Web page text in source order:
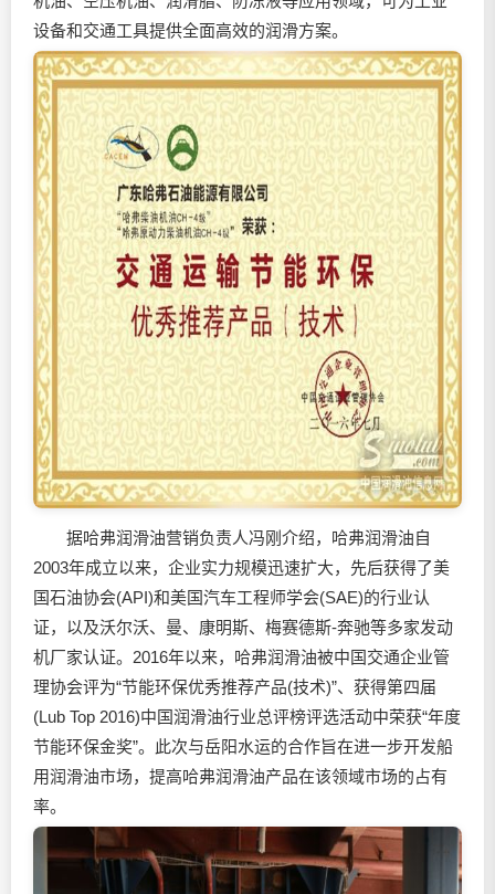
设备和交通工具提供全面高效的润滑方案。
据哈弗润滑油营销负责人冯刚介绍，哈弗润滑油自
2003年成立以来，企业实力规模迅速扩大，先后获得了美
国石油协会(API)和美国汽车工程师学会(SAE)的行业认
证，以及沃尔沃、曼、康明斯、梅赛德斯-奔驰等多家发动
机厂家认证。2016年以来，哈弗润滑油被中国交通企业管
理协会评为“节能环保优秀推荐产品(技术)”、获得第四届
(Lub Top 2016)中国润滑油行业总评榜评选活动中荣获“年度
节能环保金奖”。此次与岳阳水运的合作旨在进一步开发船
用润滑油市场，提高哈弗润滑油产品在该领域市场的占有
率。